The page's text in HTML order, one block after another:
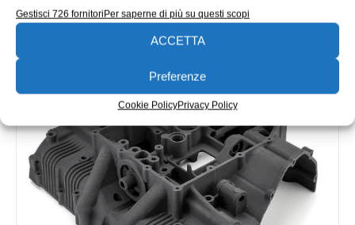
Gestisci 726 fornitoriPer saperne di più su questi scopi
ACCETTA
Preferenze
Cookie PolicyPrivacy Policy
L’integrazione dell’IIoT Alleantia con la suite TeamViewer
industriali di qualunque comparto applicativo
21/06/2021